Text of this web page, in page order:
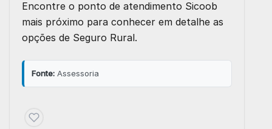
Encontre o ponto de atendimento Sicoob
mais próximo para conhecer em detalhe as
opções de Seguro Rural.
Fonte: Assessoria